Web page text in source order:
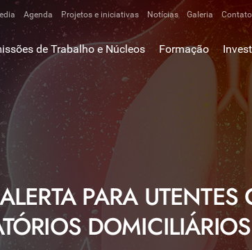
de imprensa
Clipping
Agenda Projetos e iniciativas Notícias Galeria
de Trabalho e Núcleos
de trabalho
Alergologia Respiratória
Bronquiectasias
Cirurgia Torácica
Doente Crítico Respiratório
Doenças Ocupacionais e do Ambiente
Doenças Vasculares Pulmonares
Fisiopatologia Respiratória e DPOC
Formação
Escola da Ciência
Hot Topics em
Fórum das
Outros cursos
PARA UTENTES
DOMICILIÁRIOS